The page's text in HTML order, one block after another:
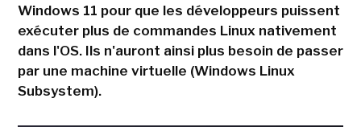
Windows 11 pour que les développeurs puissent
exécuter plus de commandes Linux nativement
dans l'OS. Ils n'auront ainsi plus besoin de passer
par une machine virtuelle (Windows Linux
Subsystem).